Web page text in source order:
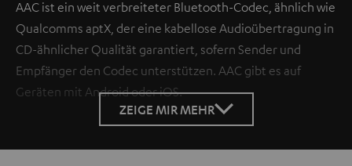
AAC ist ein weit verbreiteter Bluetooth-Codec, ähnlich wie
Qualcomms aptX, der eine kabellose Audioübertragung in
CD-ähnlicher Qualität garantiert, sofern Sender und
Empfänger den Codec unterstützen. AAC gibt es auf
Geräten mit Android oder iOS.
ZEIGE MIR MEHR